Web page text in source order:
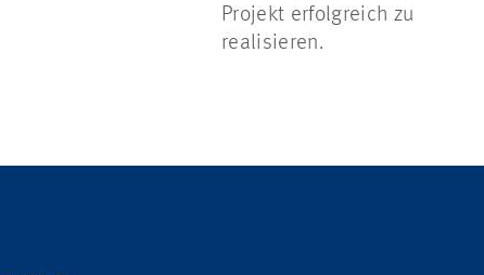
Projekt erfolgreich zu
realisieren.